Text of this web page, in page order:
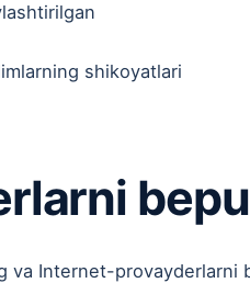
shikoyatlari
va Internet-provayderlarni